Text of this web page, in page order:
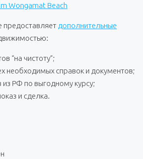
Wongamat Beach
предоставляет дополнительные
“на чистоту”;
необходимых справок и документов;
из РФ по выгодному курсу;
и сделка.